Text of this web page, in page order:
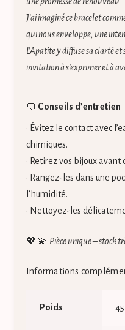
J’ai imaginé ce bracelet
qui nous enveloppe, une
L’Apatite y diffuse sa clarté
invitation à s’exprimer et à
🧼 Conseils d’entretien
• Évitez le contact avec
chimiques.
• Retirez vos bijoux
• Rangez-les dans une
l’humidité.
• Nettoyez-les
💖 💫 Pièce unique – stock
Informations
Poids